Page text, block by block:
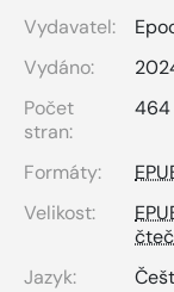
Vydavatel:
Vydáno:
Počet
stran:
464
Formáty:
Velikost:
Jazyk: